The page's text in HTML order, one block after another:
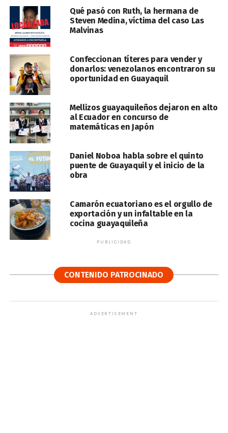
Qué pasó con Ruth, la hermana de
Steven Medina, víctima del caso Las
Malvinas
Confeccionan títeres para vender y
donarlos: venezolanos encontraron su
oportunidad en Guayaquil
Mellizos guayaquileños dejaron en alto
al Ecuador en concurso de
matemáticas en Japón
Daniel Noboa habla sobre el quinto
puente de Guayaquil y el inicio de la
obra
Camarón ecuatoriano es el orgullo de
exportación y un infaltable en la
cocina guayaquileña
PUBLICIDAD
CONTENIDO PATROCINADO
ADVERTISEMENT